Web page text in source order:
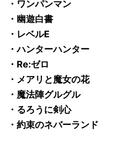
・ワンパンマン
・幽遊白書
・レベルE
・ハンターハンター
・Re:ゼロ
・メアリと魔女の花
・魔法陣グルグル
・るろうに剣心
・約束のネバーランド